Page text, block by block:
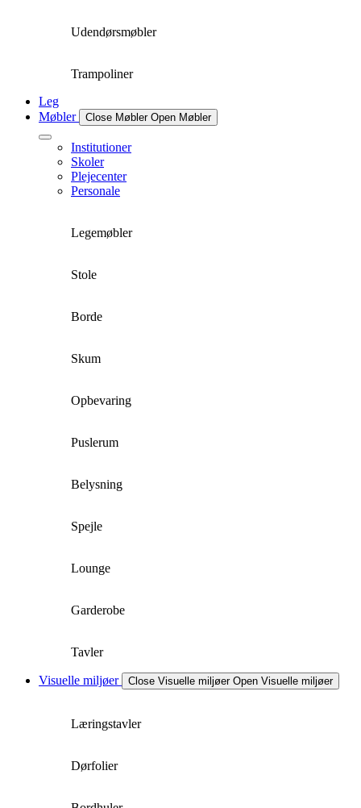
Udendørsmøbler
Trampoliner
Leg
Møbler
Close Møbler Open Møbler
Institutioner
Skoler
Plejecenter
Personale
Legemøbler
Stole
Borde
Skum
Opbevaring
Puslerum
Belysning
Spejle
Lounge
Garderobe
Tavler
Visuelle miljøer Close Visuelle miljøer Open Visuelle miljøer
Læringstavler
Dørfolier